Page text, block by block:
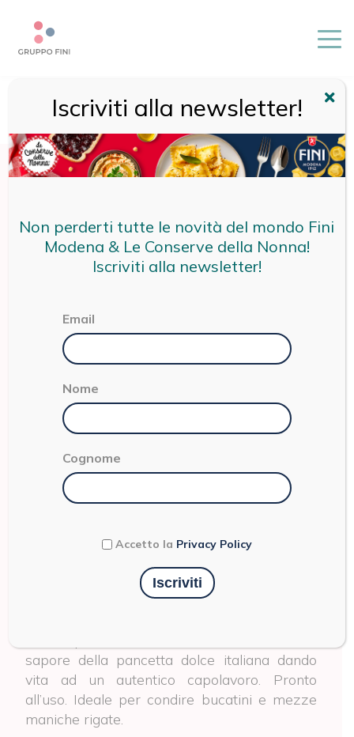
LE CONSERVE DELLA NONNA/PRODOTTI/SUGHI E
SUGO ALL’AMATRICIANA
SUGO
ALL’AMATRICIANA
sapore della pancetta dolce italiana dando
vita ad un autentico capolavoro. Pronto
all’uso. Ideale per condire bucatini e mezze
maniche rigate.
Iscriviti alla newsletter!
Non perderti tutte le novità del mondo Fini
Modena & Le Conserve della Nonna!
Iscriviti alla newsletter!
Email
Nome
Cognome
Accetto la Privacy Policy